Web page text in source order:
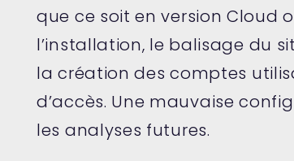
que ce soit en version Cloud
l’installation, le balisage du
la création des comptes
d’accès. Une mauvaise
les analyses futures.